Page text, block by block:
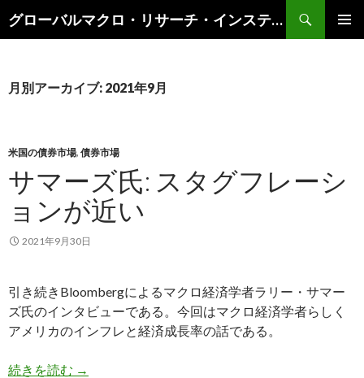
グローバルマクロ・リサーチ・インスティテュート
索
ン
キ
ッ
プ
月別アーカイブ: 2021年9月
米国の債券市場, 債券市場
サマーズ氏: スタグフレーシ
ョンが近い
2021年9月30日
引き続きBloombergによるマクロ経済学者ラリー・サマー
ズ氏のインタビューである。今回はマクロ経済学者らしく
アメリカのインフレと経済成長率の話である。
続きを読む サマーズ氏: スタグフレーションが近い
→